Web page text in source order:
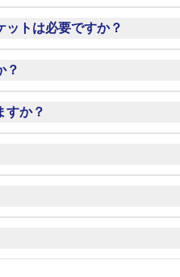
能性もございます。
トは必要ですか？
ットサイト）よりお買い求め
？
ちの方には、福祉サービス
企画チケットなどは福祉サ
すか？
けます。
しております。